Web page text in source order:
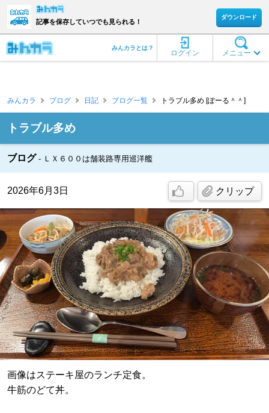
記事を保存していつでも見られる！
ダウンロード
メニュー
ログイン
みんカラとは？
みんカラ ブログ 日記 ブログ一覧 トラブル多め [ぽーる＾＾]
トラブル多め
ブログ ＬＸ６００は舗装路専用巡洋艦
2026年6月3日 クリップ
画像はステーキ屋のランチ定食。
牛筋のどて丼。